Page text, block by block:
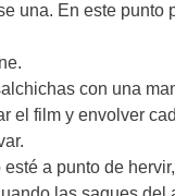
una. En este punto
con una
el film y envolver
a punto de hervir,